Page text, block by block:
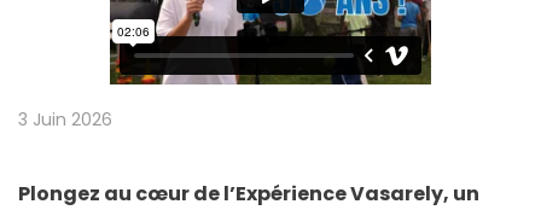
3 Juin 2026
Plongez au cœur de l’Expérience Vasarely, un